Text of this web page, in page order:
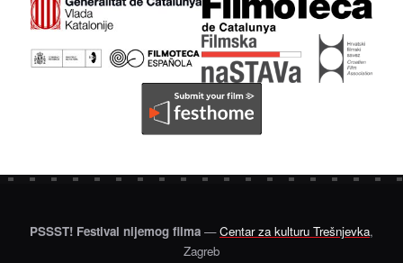
PSSST! Festival nijemog filma —Centar za kulturu Trešnjevka,
Zagreb